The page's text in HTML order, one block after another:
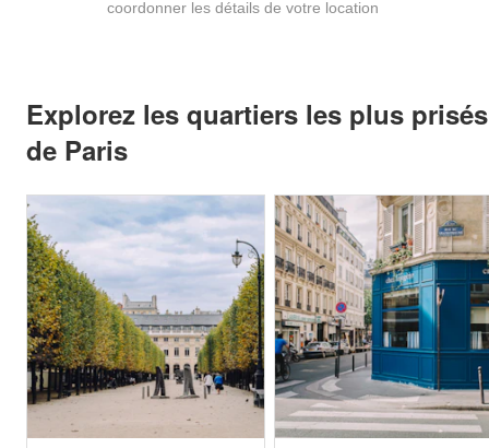
coordonner les détails de votre location
Explorez les quartiers les plus prisés
de Paris